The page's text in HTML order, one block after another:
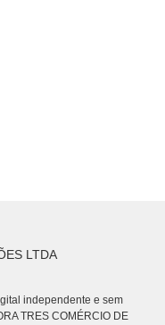
LTDA
independente e sem
TRES COMÉRCIO DE